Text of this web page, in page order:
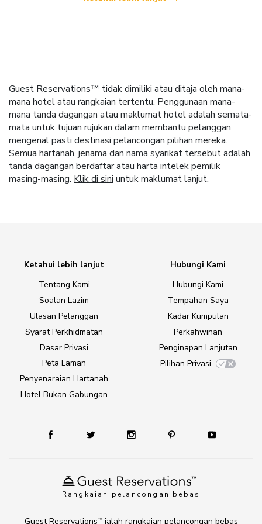
Guest Reservations™ tidak dimiliki atau ditaja oleh mana-
mana hotel atau rangkaian tertentu. Penggunaan mana-
mana tanda dagangan atau maklumat hotel adalah semata-
mata untuk tujuan rujukan dalam membantu pelanggan
mengenal pasti destinasi pelancongan pilihan mereka.
Semua hartanah, jenama dan nama syarikat tersebut adalah
tanda dagangan berdaftar atau harta intelek pemilik
masing-masing. Klik di sini untuk maklumat lanjut.
Rangkaian pelancongan bebas
Ketahui lebih lanjut
Tentang Kami
Soalan Lazim
Ulasan Pelanggan
Syarat Perkhidmatan
Dasar Privasi
Peta Laman
Penyenaraian Hartanah
Hotel Bukan Gabungan
Hubungi Kami
Hubungi Kami
Tempahan Saya
Kadar Kumpulan
Perkahwinan
Penginapan Lanjutan
Pilihan Privasi
Guest Reservations TM ialah rangkaian pelancongan bebas